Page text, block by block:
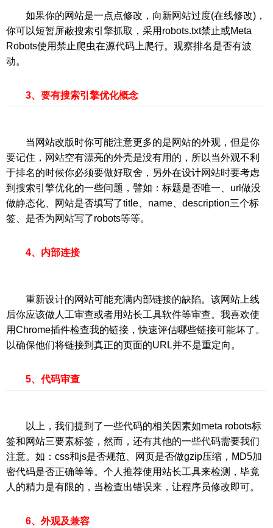
如果你的网站是一点点修改，向新网站过度(在线修改)，
你可以短暂屏蔽搜索引擎抓取，采用robots.txt禁止或Meta
Robots使用禁止爬虫在源代码上爬行。观察排名是否有波
动。
3、要有搜索引擎优化概念
当网站改版时你可能注意更多的是网站的外观，但是你
要记住，网站空有漂亮的外壳是没有用的，所以当外观不利
于排名的时候你必须要做好取舍，另外在设计网站时要考虑
到搜索引擎优化的一些问题，譬如：标题是否唯一、url做没
做静态化、网站是否填写了title、name、description三个标
签、是否为网站写了robots等等。
4、内部连接
重新设计的网站可能充满内部链接的缺陷。该网站上线
后你应该做人工审查或者用站长工具软件等审查。我喜欢使
用Chrome插件检查我的链接，快速评估哪些链接可能坏了。
以确保他们将链接到真正的页面的URL并不是重定向。
5、代码审查
以上，我们提到了一些代码的相关因素如meta robots标
签和网站三要素标签，然而，还有其他的一些代码需要我们
注意。如：css和js是否规范、网页是否做gzip压缩，MD5加
密代码是否正确等等。个人推荐使用站长工具来检测，毕竟
人的精力是有限的，当检查出错误来，让程序员修改即可。
6、外观及兼容